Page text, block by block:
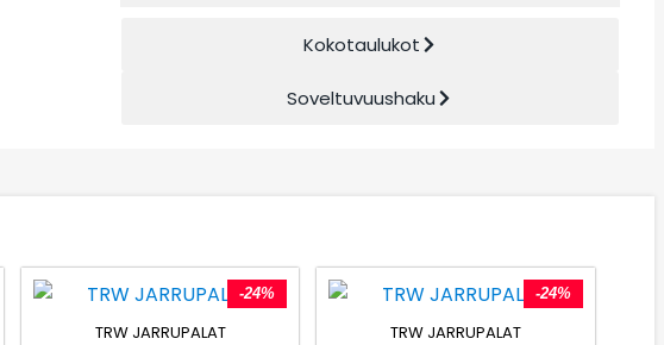
Kokotaulukot
Soveltuvuushaku
-24%
TRW JARRUPALAT
-24%
TRW JARRUPALAT